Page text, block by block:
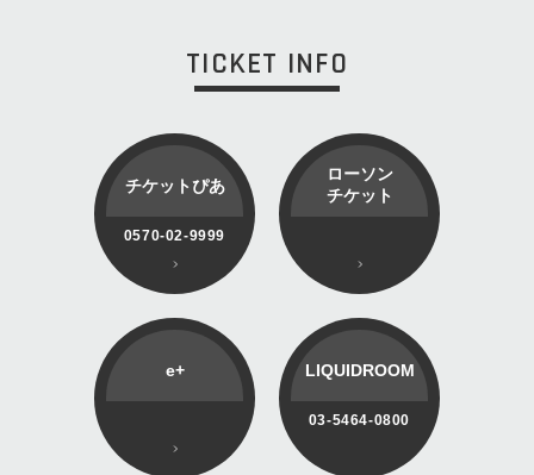
TICKET INFO
チケットぴあ
0570-02-9999
ローソン
チケット
e+ LIQUIDROOM
03-5464-0800